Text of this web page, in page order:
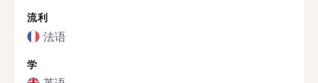
流利
法语
学